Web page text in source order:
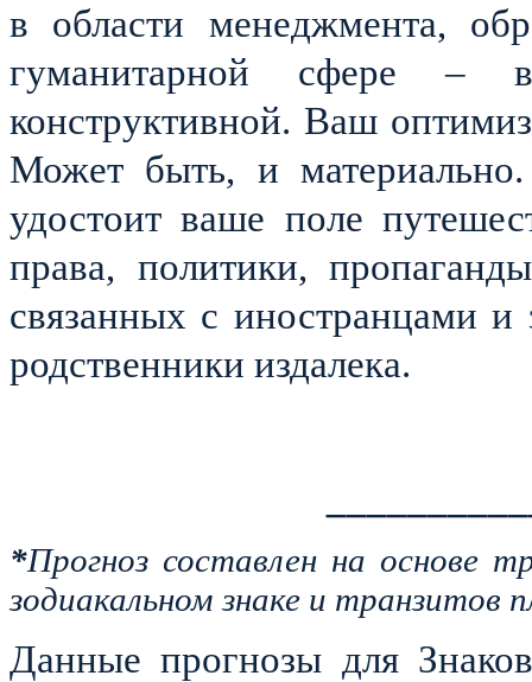
в области менеджмента,
гуманитарной сфере –
конструктивной. Ваш
Может быть, и
удостоит ваше поле
права, политики,
связанных с иностранцами
родственники издалека.
*Прогноз составлен на основе
зодиакальном знаке и транзитов
Данные прогнозы для